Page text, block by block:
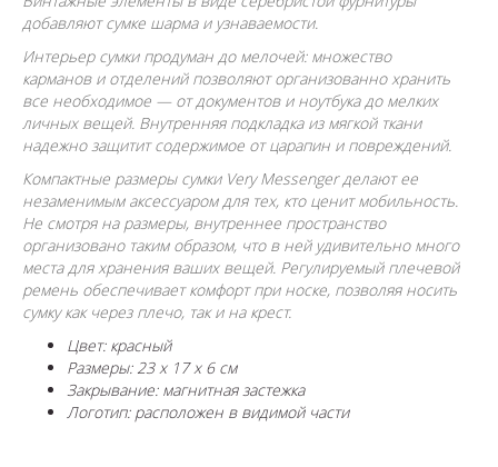
добавляют сумке шарма и узнаваемости.
Интерьер сумки продуман до мелочей: множество
карманов и отделений позволяют организованно хранить
все необходимое — от документов и ноутбука до мелких
личных вещей. Внутренняя подкладка из мягкой ткани
надежно защитит содержимое от царапин и повреждений.
Компактные размеры сумки Very Messenger делают ее
незаменимым аксессуаром для тех, кто ценит мобильность.
Не смотря на размеры, внутреннее пространство
организовано таким образом, что в ней удивительно много
места для хранения ваших вещей. Регулируемый плечевой
ремень обеспечивает комфорт при носке, позволяя носить
сумку как через плечо, так и на крест.
Цвет: красный
Размеры: 23 x 17 x 6 см
Закрывание: магнитная застежка
Логотип: расположен в видимой части